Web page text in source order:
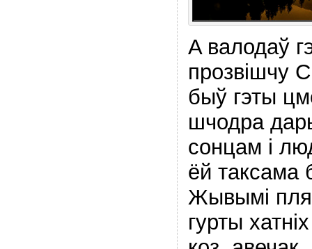
A валодаў
прозвiшчу
быў гэты
шчодра
сонцам і
ёй таксама
Жывымi
гурты